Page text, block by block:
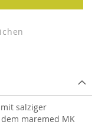
salziger
maremed MK